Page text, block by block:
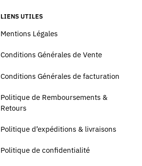
LIENS UTILES
Mentions Légales
Conditions Générales de Vente
Conditions Générales de facturation
Politique de Remboursements &
Retours
Politique d’expéditions & livraisons
Politique de confidentialité